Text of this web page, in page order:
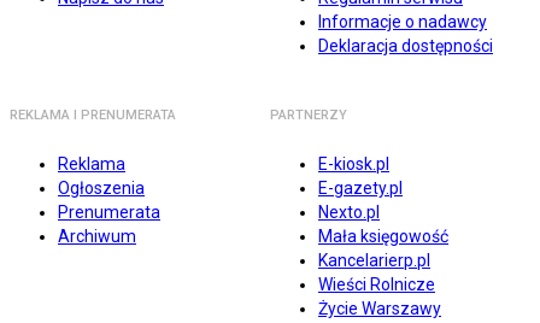
Informacje o nadawcy
Deklaracja dostępności
REKLAMA I PRENUMERATA
Reklama
Ogłoszenia
Prenumerata
Archiwum
PARTNERZY
E-kiosk.pl
E-gazety.pl
Nexto.pl
Mała księgowość
Kancelarierp.pl
Wieści Rolnicze
Życie Warszawy